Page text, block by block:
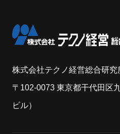
株式会社テクノ経営総合研究
〒102-0073 東京都干代田区
ビル）